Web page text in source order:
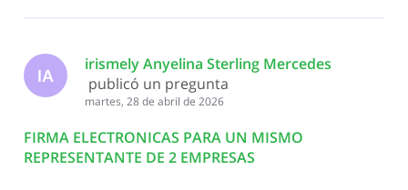
IA
irismely Anyelina Sterling Mercedes
publicó un pregunta
martes, 28 de abril de 2026
FIRMA ELECTRONICAS PARA UN MISMO
REPRESENTANTE DE 2 EMPRESAS